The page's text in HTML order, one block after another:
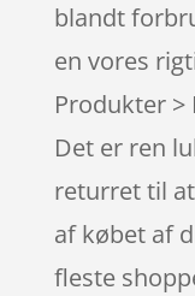
blandt
en vores
Produkter
Det er ren
returret til
af købet af
fleste